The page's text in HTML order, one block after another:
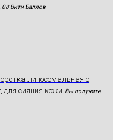
Вити Баллов
липосомальная с
сияния кожи Вы получите